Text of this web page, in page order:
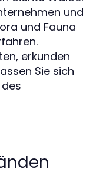
und
und Fauna
erkunden
Sie sich